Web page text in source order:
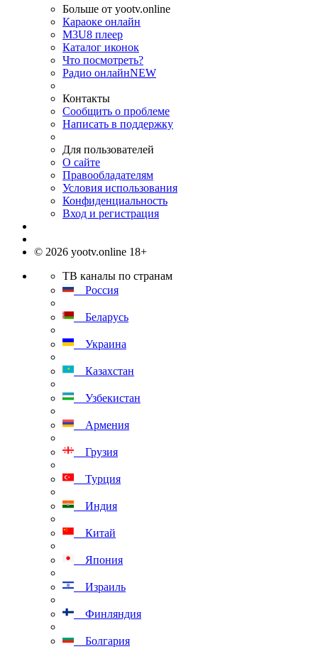
Больше от yootv.online
Караоке онлайн
M3U8 плеер
Каталог иконок
Что посмотреть?
Радио онлайнNEW
Контакты
Сообщить о проблеме
Написать в поддержку
Для пользователей
О сайте
Правообладателям
Условия использования
Конфиденциальность
Вход и регистрация
© 2026 yootv.online 18+
ТВ каналы по странам
Россия
Беларусь
Украина
Казахстан
Узбекистан
Армения
Грузия
Турция
Индия
Китай
Япония
Израиль
Финляндия
Болгария